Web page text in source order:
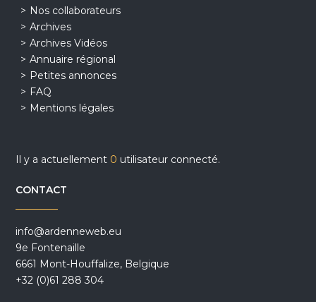
Nos collaborateurs
Archives
Archives Vidéos
Annuaire régional
Petites annonces
FAQ
Mentions légales
Il y a actuellement 0 utilisateur connecté.
CONTACT
info@ardenneweb.eu
9e Fontenaille
6661 Mont-Houffalize, Belgique
+32 (0)61 288 304